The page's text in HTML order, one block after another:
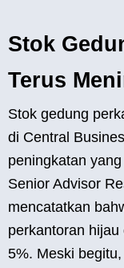
Stok
Terus
Stok gedung
di Central
peningkatan
Senior Advisor
mencatatkan
perkantoran
5%. Meski